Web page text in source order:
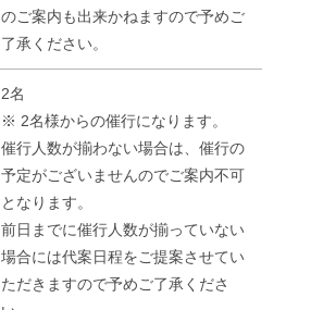
のご案内も出来かねますので予めご
了承ください。
2名
※ 2名様からの催行になります。
催行人数が揃わない場合は、催行の
予定がございませんのでご案内不可
となります。
前日までに催行人数が揃っていない
場合には代案日程をご提案させてい
ただきますので予めご了承くださ